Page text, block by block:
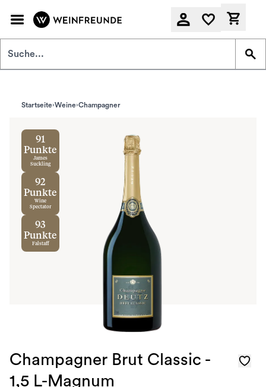
Startseite Weine Champagner
91
Punkte
James
Suckling
92
Punkte
Wine
Spectator
93
Punkte
Falstaff
Champagner Brut Classic -
1,5 L-Magnum